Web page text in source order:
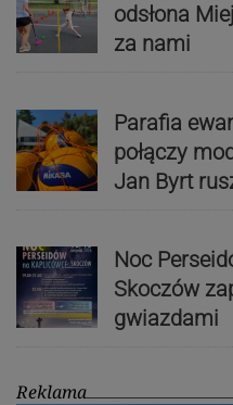
odsłona
za nami
Parafia
połączy
Jan Byrt
Noc
Skoczów
gwiazdami
Reklama